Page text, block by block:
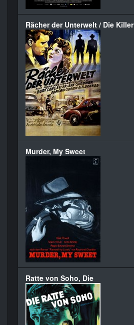
Rächer der Unterwelt / Die Killer
Murder, My Sweet
Ratte von Soho, Die